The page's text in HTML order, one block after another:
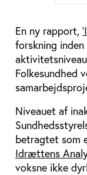
En ny rapport,
forskning
Folkesundhed
Niveauet af
betragtet som
Idrættens
voksne ikke